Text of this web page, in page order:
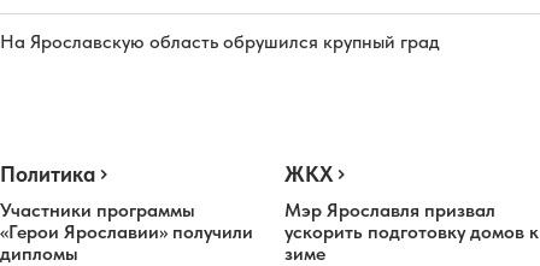
На Ярославскую область обрушился крупный град
Политика
Участники программы
«Герои Ярославии» получили
дипломы
ЖКХ
Мэр Ярославля призвал
ускорить подготовку домов к
зиме